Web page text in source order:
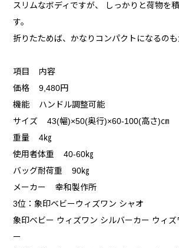
スリムなボディですが、 しっかりと荷物を
す。
折りたためば、かなりコンパクトになるのも
項目 内容
価格 9,480円
機能 ハンドル調整可能
サイズ 43(幅)×50(奥行)×60-100(高さ)㎝
重量 4㎏
使用者体重 40-60㎏
バッグ耐荷重 90㎏
メーカー 幸和製作所
3位：象印ベビーウィズワン シャオ
象印ベビー ウィズワン シルバーカー ウィ
ー